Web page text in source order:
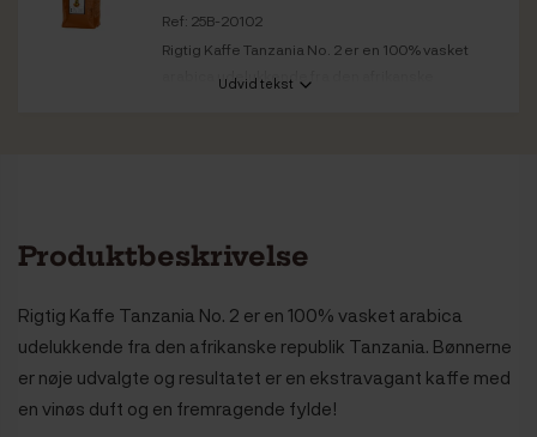
Ref: 25B-20102
Rigtig Kaffe Tanzania No. 2 er en 100% vasket
arabica udelukkende fra den afrikanske
Udvid tekst
Produktbeskrivelse
Rigtig Kaffe Tanzania No. 2 er en 100% vasket arabica
udelukkende fra den afrikanske republik Tanzania. Bønnerne
er nøje udvalgte og resultatet er en ekstravagant kaffe med
en vinøs duft og en fremragende fylde!